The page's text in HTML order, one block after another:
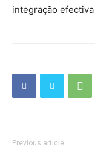
integração
Previous article